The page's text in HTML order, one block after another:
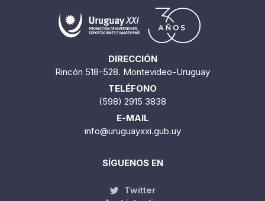
DIRECCIÓN
Rincón 518-528. Montevideo-Uruguay
TELÉFONO
(598) 2915 3838
E-MAIL
info@uruguayxxi.gub.uy
SÍGUENOS EN
Twitter